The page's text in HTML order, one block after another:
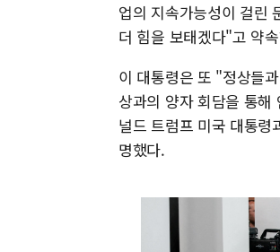
업의 지속가능성이 걸린
더 힘을 보태겠다"고 약
이 대통령은 또 "정상들
상과의 양자 회담을 통
널드 트럼프 미국 대통
명했다.